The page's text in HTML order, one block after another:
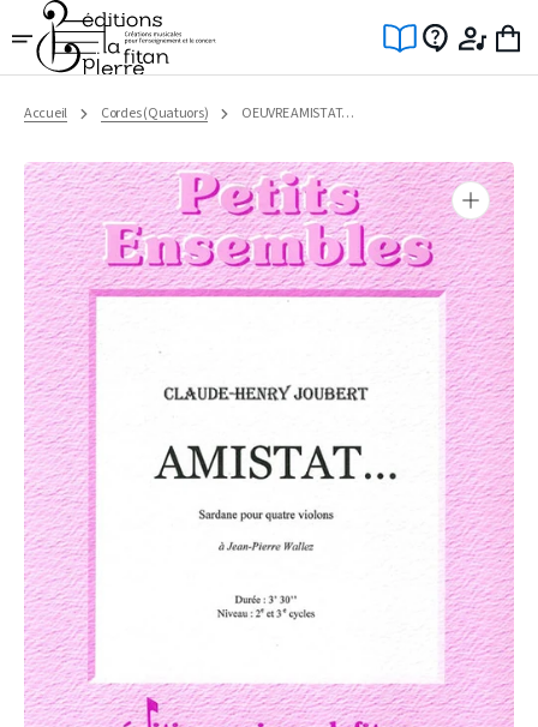
Ignorer
et
passer
au
Accueil Cordes (Quatuors) OEUVRE AMISTAT…
1
supports
la
vue